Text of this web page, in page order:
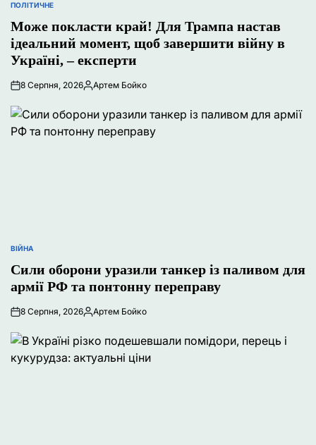
ОПУБЛІКУВАТИ
ПОЛІТИЧНЕ
Може покласти край! Для Трампа настав
ідеальний момент, щоб завершити війну в
Україні, – експерти
8 Серпня, 2026Опубліковано
Артем Бойко
ОПУБЛІКУВАТИ
ВІЙНА
Сили оборони уразили танкер із паливом для
армії РФ та понтонну переправу
8 Серпня, 2026Опубліковано
Артем Бойко